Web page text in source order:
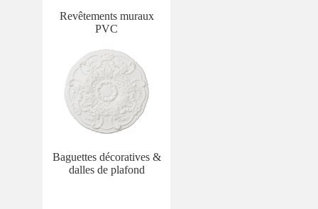
Revêtements muraux
PVC
Baguettes décoratives &
dalles de plafond